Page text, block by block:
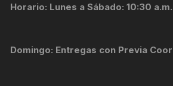
Horario: Lunes a Sábado: 10:30
Domingo: Entregas con Previa